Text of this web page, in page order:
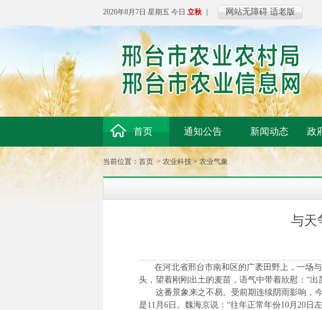
2026年8月7日 星期五 今日 立秋 网站无障碍 适老版
首页 通知公告 新闻动态 政
当前位置： 首页 > 农业科技>农业气象
与天
在河北省邢台市南和区的广袤田野上，一场与
头，望着刚刚出土的麦苗，语气中带着欣慰：“出
这番景象来之不易。受前期连续阴雨影响，今
是11月6日。魏海京说：“往年正常年份10月20日